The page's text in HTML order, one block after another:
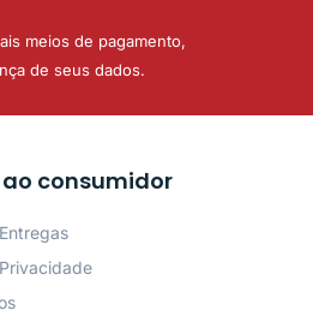
meios de pagamento,
de seus dados.
ao consumidor